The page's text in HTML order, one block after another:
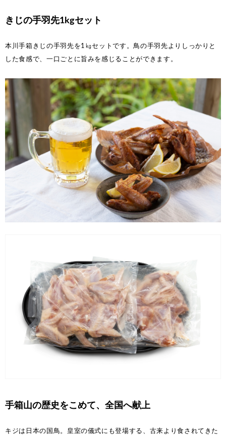
きじの手羽先1kgセット
本川手箱きじの手羽先を1㎏セットです。鳥の手羽先よりしっかりと
した食感で、一口ごとに旨みを感じることができます。
手箱山の歴史をこめて、全国へ献上
キジは日本の国鳥。皇室の儀式にも登場する、古来より食されてきた